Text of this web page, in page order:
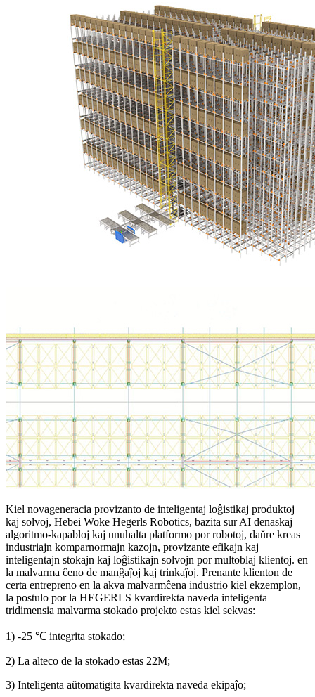
Kiel novageneracia provizanto de inteligentaj loĝistikaj produktoj
kaj solvoj, Hebei Woke Hegerls Robotics, bazita sur AI denaskaj
algoritmo-kapabloj kaj unuhalta platformo por robotoj, daŭre kreas
industriajn komparnormajn kazojn, provizante efikajn kaj
inteligentajn stokajn kaj loĝistikajn solvojn por multoblaj klientoj. en
la malvarma ĉeno de manĝaĵoj kaj trinkaĵoj. Prenante klienton de
certa entrepreno en la akva malvarmĉena industrio kiel ekzemplon,
la postulo por la HEGERLS kvardirekta naveda inteligenta
tridimensia malvarma stokado projekto estas kiel sekvas:
1) -25 ℃ integrita stokado;
2) La alteco de la stokado estas 22M;
3) Inteligenta aŭtomatigita kvardirekta naveda ekipaĵo;